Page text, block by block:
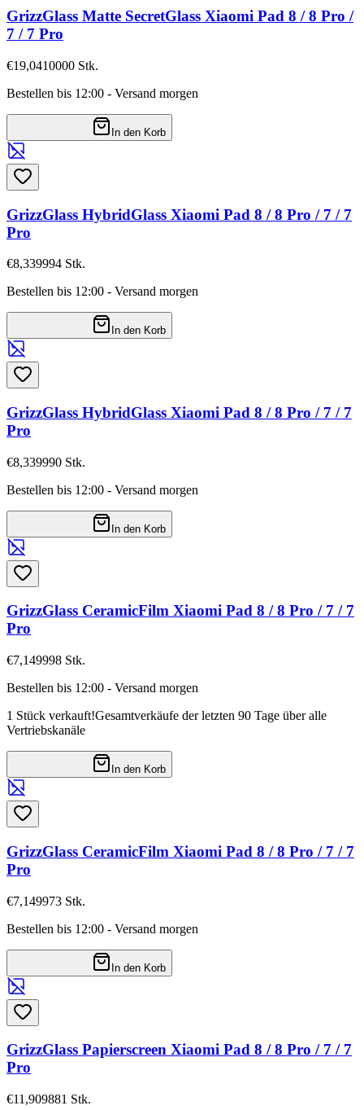
GrizzGlass Matte SecretGlass Xiaomi Pad 8 / 8 Pro /
7 / 7 Pro
€19,0410000 Stk.
Bestellen bis 12:00 - Versand morgen
In den Korb
GrizzGlass HybridGlass Xiaomi Pad 8 / 8 Pro / 7 / 7
Pro
€8,339994 Stk.
Bestellen bis 12:00 - Versand morgen
In den Korb
GrizzGlass HybridGlass Xiaomi Pad 8 / 8 Pro / 7 / 7
Pro
€8,339990 Stk.
Bestellen bis 12:00 - Versand morgen
In den Korb
GrizzGlass CeramicFilm Xiaomi Pad 8 / 8 Pro / 7 / 7
Pro
€7,149998 Stk.
Bestellen bis 12:00 - Versand morgen
1 Stück verkauft!Gesamtverkäufe der letzten 90 Tage über alle
Vertriebskanäle
In den Korb
GrizzGlass CeramicFilm Xiaomi Pad 8 / 8 Pro / 7 / 7
Pro
€7,149973 Stk.
Bestellen bis 12:00 - Versand morgen
In den Korb
GrizzGlass Papierscreen Xiaomi Pad 8 / 8 Pro / 7 / 7
Pro
€11,909881 Stk.